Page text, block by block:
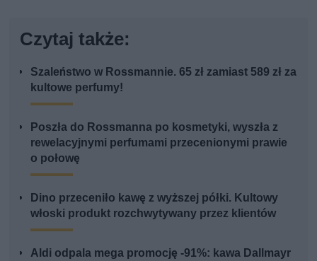
Czytaj także:
Szaleństwo w Rossmannie. 65 zł zamiast 589 zł za
kultowe perfumy!
Poszła do Rossmanna po kosmetyki, wyszła z
rewelacyjnymi perfumami przecenionymi prawie
o połowę
Dino przeceniło kawę z wyższej półki. Kultowy
włoski produkt rozchwytywany przez klientów
Aldi odpala mega promocję -91%: kawa Dallmayr